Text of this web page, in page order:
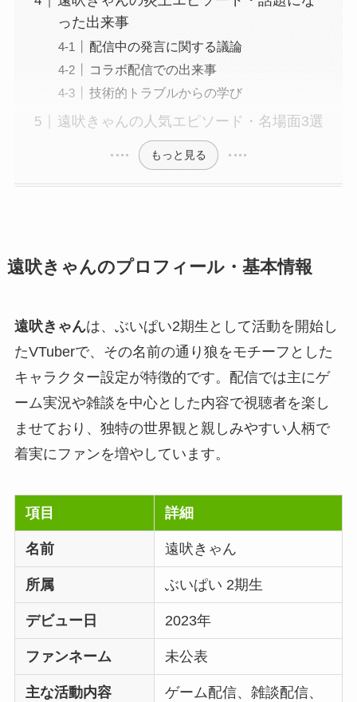
った出来事
配信中の発言に関する議論
コラボ配信での出来事
技術的トラブルからの学び
遠吠きゃんの人気エピソード・名場面3選
もっと見る
遠吠きゃんのプロフィール・基本情報
遠吠きゃんは、ぶいぱい2期生として活動を開始し
たVTuberで、その名前の通り狼をモチーフとした
キャラクター設定が特徴的です。配信では主にゲ
ーム実況や雑談を中心とした内容で視聴者を楽し
ませており、独特の世界観と親しみやすい人柄で
着実にファンを増やしています。
項目 詳細
名前 遠吠きゃん
所属 ぶいぱい 2期生
デビュー日 2023年
ファンネーム 未公表
主な活動内容
ゲーム配信、雑談配信、